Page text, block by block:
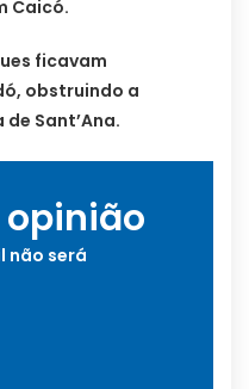
Caicó.
ficavam
obstruindo a
Sant’Ana.
opinião
não será